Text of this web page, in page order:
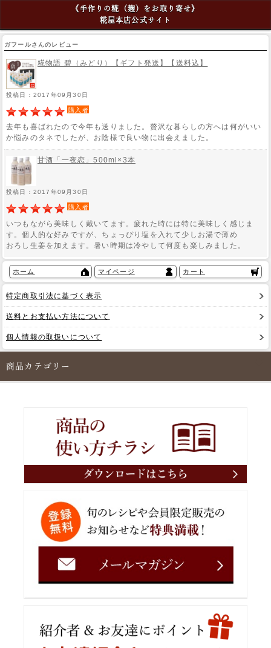
《手作りの糀（麹）をお取り寄せ》
糀屋本店公式サイト
ガフールさんのレビュー
糀物語 碧（みどり）【ギフト発送】【送料込】
投稿日：2017年09月30日
購入者
去年も喜ばれたので今年も送りました。贅沢な暮らしの方へは何がいい
か悩みのタネでしたが、お陰様で良い物に出会えました。
甘酒「一夜恋」500ml×3本
投稿日：2017年09月30日
購入者
いつもながら美味しく戴いてます。疲れた時には特に美味しく感じま
す。個人的な好みですが、ちょっぴり塩を入れて少しお湯で薄め
おろし生姜を加えます。暑い時期は冷やして何度も楽しみました。
ホーム マイページ カート
特定商取引法に基づく表示
送料とお支払い方法について
個人情報の取扱いについて
商品カテゴリー